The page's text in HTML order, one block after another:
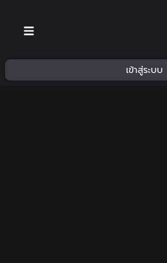
เข้าสู่ระบบ